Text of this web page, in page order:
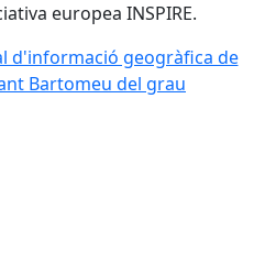
europea INSPIRE.
d'informació geogràfica de
Bartomeu del grau